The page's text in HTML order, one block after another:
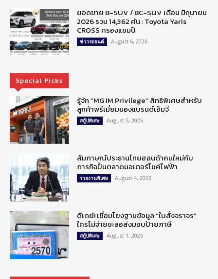
ยอดขาย B-SUV / BC-SUV เดือน มิถุนายน
2026 รวม 14,362 คัน : Toyota Yaris
CROSS ครองแชมป์
ข่าวรถยนต์ August 6, 2026
Special Picks
รู้จัก “MG IM Privilege” สิทธิพิเศษสำหรับ
ลูกค้าพรีเมี่ยมของแบรนด์เอ็มจี
สกู๊ปพิเศษ August 5, 2026
สัมภาษณ์ประธานไทยฮอนด้าคนใหม่กับ
ภารกิจปั้นตลาดมอเตอร์ไซค์ไฟฟ้า
รายงานพิเศษ August 4, 2026
ดีเดย์! เชื่อมโยงฐานข้อมูล “ใบสั่งจราจร”
ใครไม่จ่ายชะลอส่งมอบป้ายภาษี
สกู๊ปพิเศษ August 1, 2026